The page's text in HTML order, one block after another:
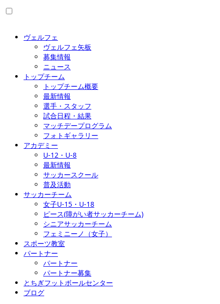
ヴェルフェ
ヴェルフェ矢板
募集情報
ニュース
トップチーム
トップチーム概要
最新情報
選手・スタッフ
試合日程・結果
マッチデープログラム
フォトギャラリー
アカデミー
U-12・U-8
最新情報
サッカースクール
普及活動
サッカーチーム
女子U-15・U-18
ピース(障がい者サッカーチーム)
シニアサッカーチーム
フェミニーノ（女子）
スポーツ教室
パートナー
パートナー
パートナー募集
とちぎフットボールセンター
ブログ